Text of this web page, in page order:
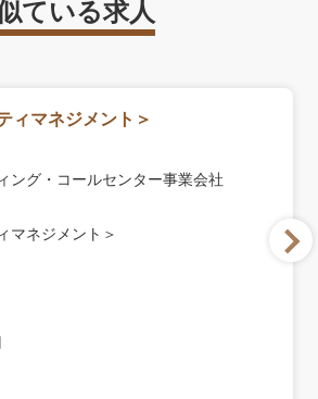
ている求人
ィマネジメント＞
ング・コールセンター事業会社
マネジメント＞